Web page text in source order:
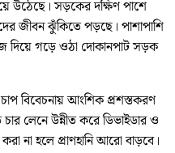
উঠেছে। সড়কের দক্ষিণ পাশে
জীবন ঝুঁকিতে পড়ছে। পাশাপাশি
দিয়ে গড়ে ওঠা দোকানপাট সড়ক
বিবেচনায় আংশিক প্রশস্তকরণ
লেনে উন্নীত করে ডিভাইডার ও
না হলে প্রাণহানি আরো বাড়বে।